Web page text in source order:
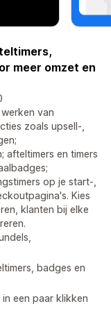
meer omzet en
van
zoals upsell-,
afteltimers en timers
op je start-,
Kies
klanten bij elke
badges en
een paar klikken